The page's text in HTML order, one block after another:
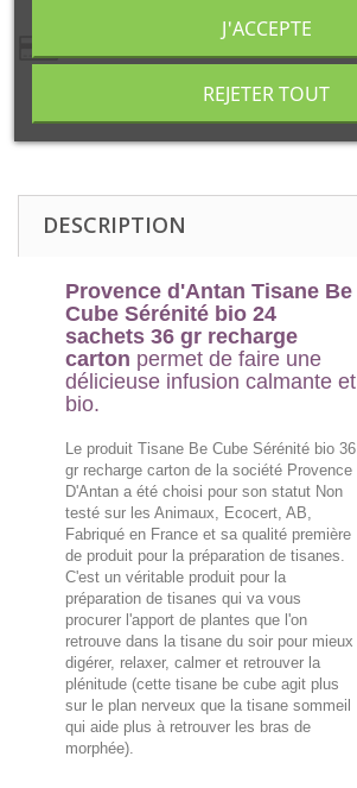
DESCRIPTION
Provence d'Antan Tisane Be
Cube Sérénité bio 24
sachets 36 gr recharge
carton permet de faire une
délicieuse infusion calmante et
bio.
Le produit Tisane Be Cube Sérénité bio 36
gr recharge carton de la société Provence
D'Antan a été choisi pour son statut Non
testé sur les Animaux, Ecocert, AB,
Fabriqué en France et sa qualité première
de produit pour la préparation de tisanes.
C'est un véritable produit pour la
préparation de tisanes qui va vous
procurer l'apport de plantes que l'on
retrouve dans la tisane du soir pour mieux
digérer, relaxer, calmer et retrouver la
plénitude (cette tisane be cube agit plus
sur le plan nerveux que la tisane sommeil
qui aide plus à retrouver les bras de
morphée).
REJETER TOUT
J'ACCEPTE